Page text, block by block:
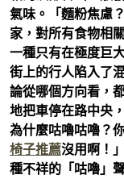
氣味。「麵粉焦慮
家，對所有食物相
一種只有在極度巨
街上的行人陷入了
論從哪個方向看，
地把車停在路中央
為什麼咕嚕咕嚕？
椅子推薦沒用啊！
種不祥的「咕嚕」